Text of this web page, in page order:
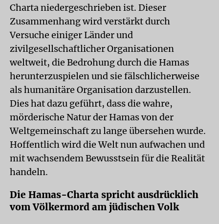
Charta niedergeschrieben ist. Dieser
Zusammenhang wird verstärkt durch
Versuche einiger Länder und
zivilgesellschaftlicher Organisationen
weltweit, die Bedrohung durch die Hamas
herunterzuspielen und sie fälschlicherweise
als humanitäre Organisation darzustellen.
Dies hat dazu geführt, dass die wahre,
mörderische Natur der Hamas von der
Weltgemeinschaft zu lange übersehen wurde.
Hoffentlich wird die Welt nun aufwachen und
mit wachsendem Bewusstsein für die Realität
handeln.
Die Hamas-Charta spricht ausdrücklich
vom Völkermord am jüdischen Volk